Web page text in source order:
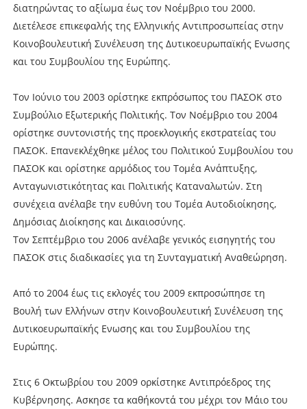
διατηρώντας το αξίωμα έως τον Νοέμβριο του 2000.
Διετέλεσε επικεφαλής της Ελληνικής Αντιπροσωπείας στην
Κοινοβουλευτική Συνέλευση της Δυτικοευρωπαϊκής Ενωσης
και του Συμβουλίου της Ευρώπης.
Τον Ιούνιο του 2003 ορίστηκε εκπρόσωπος του ΠΑΣΟΚ στο
Συμβούλιο Εξωτερικής Πολιτικής. Τον Νοέμβριο του 2004
ορίστηκε συντονιστής της προεκλογικής εκστρατείας του
ΠΑΣΟΚ. Επανεκλέχθηκε μέλος του Πολιτικού Συμβουλίου του
ΠΑΣΟΚ και ορίστηκε αρμόδιος του Τομέα Ανάπτυξης,
Ανταγωνιστικότητας και Πολιτικής Καταναλωτών. Στη
συνέχεια ανέλαβε την ευθύνη του Τομέα Αυτοδιοίκησης,
Δημόσιας Διοίκησης και Δικαιοσύνης.
Τον Σεπτέμβριο του 2006 ανέλαβε γενικός εισηγητής του
ΠΑΣΟΚ στις διαδικασίες για τη Συνταγματική Αναθεώρηση.
Από το 2004 έως τις εκλογές του 2009 εκπροσώπησε τη
Βουλή των Ελλήνων στην Κοινοβουλευτική Συνέλευση της
Δυτικοευρωπαϊκής Ενωσης και του Συμβουλίου της
Ευρώπης.
Στις 6 Οκτωβρίου του 2009 ορκίστηκε Αντιπρόεδρος της
Κυβέρνησης. Ασκησε τα καθήκοντά του μέχρι τον Μάιο του